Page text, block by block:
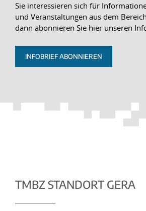
Sie interessieren sich für
und Veranstaltungen aus dem
dann abonnieren Sie hier unseren
INFOBRIEF ABONNIEREN
TMBZ STANDORT GERA